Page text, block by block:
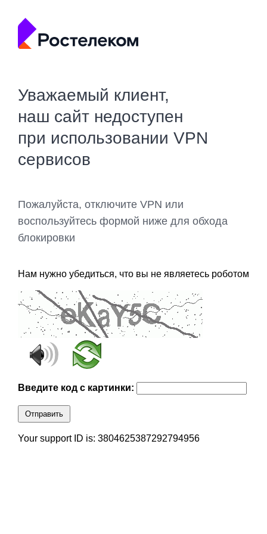
Уважаемый клиент,
наш сайт недоступен
при использовании VPN
сервисов
Пожалуйста, отключите VPN или
воспользуйтесь формой ниже для обхода
блокировки
Нам нужно убедиться, что вы не являетесь роботом
Введите код с картинки:
Отправить
Your support ID is: 3804625387292794956